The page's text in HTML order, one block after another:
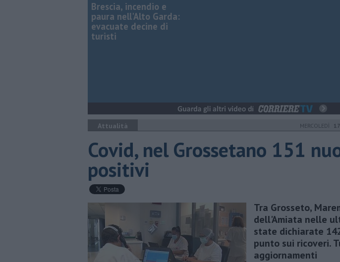
Brescia, incendio e
paura nell'Alto Garda:
evacuate decine di
turisti
Attualità MERCOLEDÌ
Covid, nel Grossetano 151
positivi
Tra Grosseto,
dell'Amiata nelle
state dichiarate
punto sui ricoveri.
aggiornamenti